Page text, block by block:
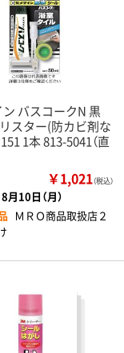
バスコークN 黒
スター(防カビ剤な
1本 813-5041（直
￥1,021（税込）
8月10日（月）
ＭＲＯ商品取扱店２